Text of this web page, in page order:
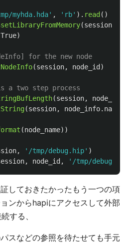
myhda.hda' , ' rb' ). read ()
(session
True)
(session, node_id )
(session,
node_info
(session, node_info. nameSH
(node_name))
, ' /tmp/debug.hip' )
, node_id , ' /tmp/
しておきたかったもう一つの項
ンからhapiにアクセスして外部
する、
スなどの参照を待たせても手元